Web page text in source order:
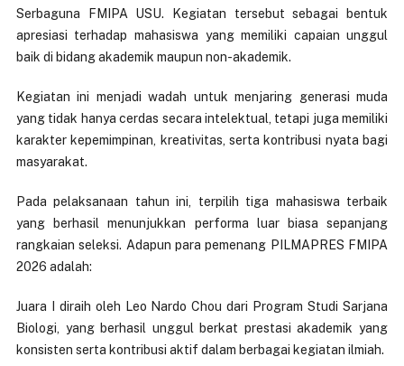
Serbaguna FMIPA USU. Kegiatan tersebut sebagai bentuk
apresiasi terhadap mahasiswa yang memiliki capaian unggul
baik di bidang akademik maupun non-akademik.
Kegiatan ini menjadi wadah untuk menjaring generasi muda
yang tidak hanya cerdas secara intelektual, tetapi juga memiliki
karakter kepemimpinan, kreativitas, serta kontribusi nyata bagi
masyarakat.
Pada pelaksanaan tahun ini, terpilih tiga mahasiswa terbaik
yang berhasil menunjukkan performa luar biasa sepanjang
rangkaian seleksi. Adapun para pemenang PILMAPRES FMIPA
2026 adalah:
Juara I diraih oleh Leo Nardo Chou dari Program Studi Sarjana
Biologi, yang berhasil unggul berkat prestasi akademik yang
konsisten serta kontribusi aktif dalam berbagai kegiatan ilmiah.